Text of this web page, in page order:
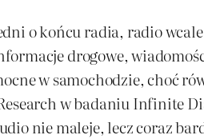
o końcu radia, radio
drogowe,
w samochodzie, choć
w badaniu Infinite
nie maleje, lecz coraz